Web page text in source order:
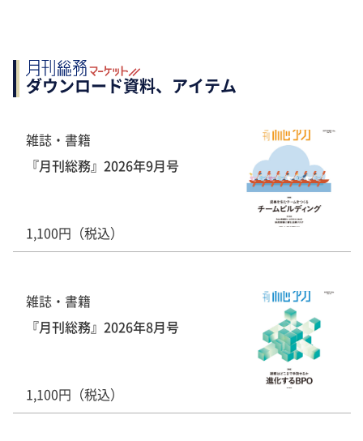
ダウンロード資料、アイテム
雑誌・書籍
『月刊総務』2026年9月号
1,100円（税込）
雑誌・書籍
『月刊総務』2026年8月号
1,100円（税込）